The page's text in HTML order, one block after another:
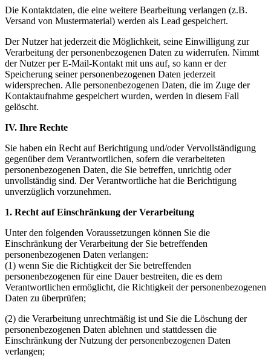
Die Kontaktdaten, die eine weitere Bearbeitung verlangen (z.B.
Versand von Mustermaterial) werden als Lead gespeichert.
Der Nutzer hat jederzeit die Möglichkeit, seine Einwilligung zur
Verarbeitung der personenbezogenen Daten zu widerrufen. Nimmt
der Nutzer per E-Mail-Kontakt mit uns auf, so kann er der
Speicherung seiner personenbezogenen Daten jederzeit
widersprechen. Alle personenbezogenen Daten, die im Zuge der
Kontaktaufnahme gespeichert wurden, werden in diesem Fall
gelöscht.
IV. Ihre Rechte
Sie haben ein Recht auf Berichtigung und/oder Vervollständigung
gegenüber dem Verantwortlichen, sofern die verarbeiteten
personenbezogenen Daten, die Sie betreffen, unrichtig oder
unvollständig sind. Der Verantwortliche hat die Berichtigung
unverzüglich vorzunehmen.
1. Recht auf Einschränkung der Verarbeitung
Unter den folgenden Voraussetzungen können Sie die
Einschränkung der Verarbeitung der Sie betreffenden
personenbezogenen Daten verlangen:
(1) wenn Sie die Richtigkeit der Sie betreffenden
personenbezogenen für eine Dauer bestreiten, die es dem
Verantwortlichen ermöglicht, die Richtigkeit der personenbezogenen
Daten zu überprüfen;
(2) die Verarbeitung unrechtmäßig ist und Sie die Löschung der
personenbezogenen Daten ablehnen und stattdessen die
Einschränkung der Nutzung der personenbezogenen Daten
verlangen;